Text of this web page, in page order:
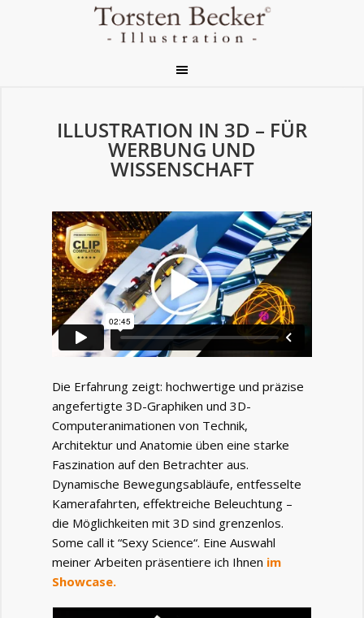
ILLUSTRATION IN 3D – FÜR
WERBUNG UND
WISSENSCHAFT
Die Erfahrung zeigt: hochwertige und präzise
angefertigte 3D-Graphiken und 3D-
Computeranimationen von Technik,
Architektur und Anatomie üben eine starke
Faszination auf den Betrachter aus.
Dynamische Bewegungsabläufe, entfesselte
Kamerafahrten, effektreiche Beleuchtung –
die Möglichkeiten mit 3D sind grenzenlos.
Some call it “Sexy Science“. Eine Auswahl
meiner Arbeiten präsentiere ich Ihnen im
Showcase.